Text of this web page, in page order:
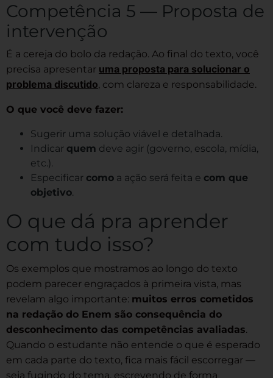
Competência 5 — Proposta de
intervenção
É a cereja do bolo da redação. Ao final do texto, você
precisa apresentar uma proposta para solucionar o
problema discutido, com clareza e responsabilidade.
O que você deve fazer:
Sugerir uma solução viável e detalhada.
Indicar quem deve agir (governo, escola, mídia,
etc.).
Especificar como a ação será feita e com que
objetivo.
O que dá pra aprender
com tudo isso?
Os exemplos que mostramos ao longo do texto
podem parecer engraçados à primeira vista, mas
revelam algo importante: muitos erros cometidos
na redação do Enem são consequência do
desconhecimento das competências avaliadas.
Quando o estudante não entende o que é esperado
em cada parte do texto, fica mais fácil escorregar —
seja fugindo do tema, escrevendo de forma